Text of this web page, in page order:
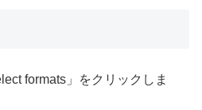
formats」をクリックしま